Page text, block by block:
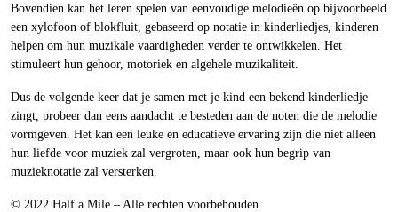
Bovendien kan het leren spelen van eenvoudige melodieën op bijvoorbeeld
een xylofoon of blokfluit, gebaseerd op notatie in kinderliedjes, kinderen
helpen om hun muzikale vaardigheden verder te ontwikkelen. Het
stimuleert hun gehoor, motoriek en algehele muzikaliteit.
Dus de volgende keer dat je samen met je kind een bekend kinderliedje
zingt, probeer dan eens aandacht te besteden aan de noten die de melodie
vormgeven. Het kan een leuke en educatieve ervaring zijn die niet alleen
hun liefde voor muziek zal vergroten, maar ook hun begrip van
muzieknotatie zal versterken.
© 2022 Half a Mile – Alle rechten voorbehouden